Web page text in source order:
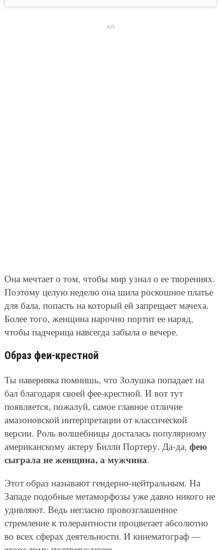
Ads
Она мечтает о том, чтобы мир узнал о ее творениях.
Поэтому целую неделю она шила роскошное платье
для бала, попасть на который ей запрещает мачеха.
Более того, женщина нарочно портит ее наряд,
чтобы падчерица навсегда забыла о вечере.
Образ феи-крестной
Ты наверняка помнишь, что Золушка попадает на
бал благодаря своей фее-крестной. И вот тут
появляется, пожалуй, самое главное отличие
амазоновской интерпретации от классической
версии. Роль волшебницы досталась популярному
американскому актеру Билли Портеру. Да-да, фею
сыграла не женщина, а мужчина.
Этот образ называют гендерно-нейтральным. На
Западе подобные метаморфозы уже давно никого не
удивляют. Ведь негласно провозглашенное
стремление к толерантности процветает абсолютно
во всех сферах деятельности. И кинематограф —